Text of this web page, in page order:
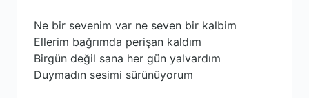
Ne bir sevenim var ne seven bir kalbim
Ellerim bağrımda perişan kaldım
Birgün değil sana her gün yalvardım
Duymadın sesimi sürünüyorum